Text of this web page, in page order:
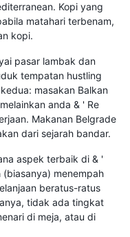
Kopi yang
matahari terbenam,
kopi.
pasar lambak dan
tempatan hustling
masakan Balkan
anda & ' Re
Makanan Belgrade
dari sejarah bandar.
aspek terbaik di & '
menempah
beratus-ratus
tidak ada tingkat
di meja, atau di